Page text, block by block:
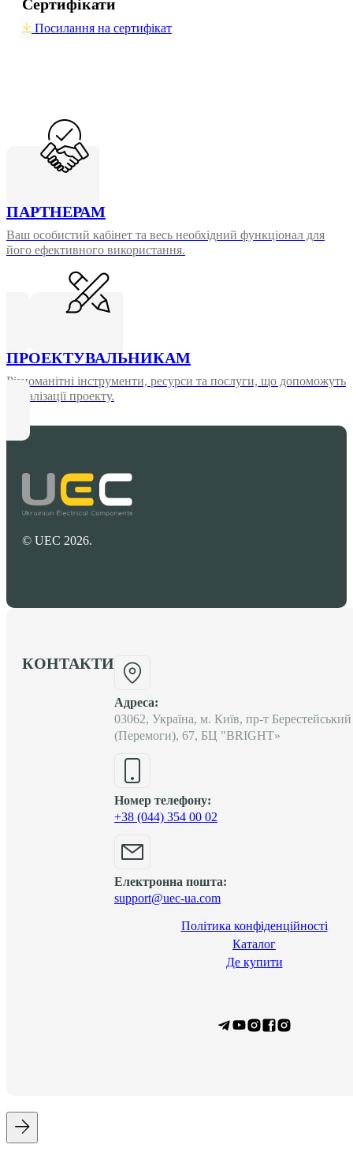
Сертифікати
Посилання на сертифікат
ПАРТНЕРАМ
Ваш особистий кабінет та весь необхідний функціонал для
його ефективного використання.
ПРОЕКТУВАЛЬНИКАМ
Різноманітні інструменти, ресурси та послуги, що допоможуть
у реалізації проекту.
© UEC 2026.
КОНТАКТИ
Адреса:
03062, Україна, м. Київ, пр-т Берестейський
(Перемоги), 67, БЦ "BRIGHT»
Номер телефону:
+38 (044) 354 00 02
Електронна пошта:
support@uec-ua.com
Політика конфіденційності
Каталог
Де купити